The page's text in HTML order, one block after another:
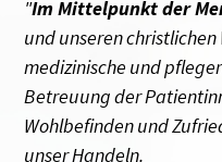
"Im Mittelpunkt der
und unseren
medizinische und
Betreuung der
Wohlbefinden und
unser Handeln.